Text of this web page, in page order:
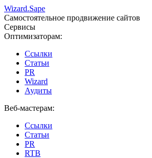
Wizard.Sape
Самостоятельное продвижение сайтов
Сервисы
Оптимизаторам:
Ссылки
Статьи
PR
Wizard
Аудиты
Веб-мастерам:
Ссылки
Статьи
PR
RTB